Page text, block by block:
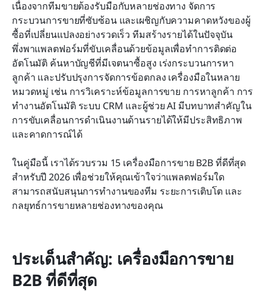
เนื่องจากทีมขายต้องรับมือกับหลายช่องทาง จัดการ
กระบวนการขายที่ซับซ้อน และเผชิญกับความคาดหวังของผู้
ซื้อที่เปลี่ยนแปลงอย่างรวดเร็ว ทีมสร้างรายได้ในปัจจุบัน
พึ่งพาแพลตฟอร์มที่ขับเคลื่อนด้วยข้อมูลเพื่อทำการติดต่อ
อัตโนมัติ ค้นหาบัญชีที่มีเจตนาซื้อสูง เร่งกระบวนการหา
ลูกค้า และปรับปรุงการจัดการข้อตกลง เครื่องมือในหลาย
หมวดหมู่ เช่น การวิเคราะห์ข้อมูลการขาย การหาลูกค้า การ
ทำงานอัตโนมัติ ระบบ CRM และผู้ช่วย AI มีบทบาทสำคัญใน
การขับเคลื่อนการดำเนินงานด้านรายได้ให้มีประสิทธิภาพ
และคาดการณ์ได้
ในคู่มือนี้ เราได้รวบรวม 15 เครื่องมือการขาย B2B ที่ดีที่สุด
สำหรับปี 2026 เพื่อช่วยให้คุณเข้าใจว่าแพลตฟอร์มใด
สามารถสนับสนุนการทำงานของทีม ระยะการเติบโต และ
กลยุทธ์การขายหลายช่องทางของคุณ
ประเด็นสำคัญ: เครื่องมือการขาย
B2B ที่ดีที่สุด
รายชื่อทั้งหมด: เครื่องมือการขาย B2B ที่ดีที่สุด 15
รายการ
วิธีเลือกเครื่องมือการขายแบบ B2B ที่ดีที่สุดสำหรับ
อุตสาหกรรมของคุณ
ประโยชน์ของเครื่องมือการขาย B2B สมัยใหม่
บทสรุป
คำถามที่พบบ่อย
การอ่านที่เกี่ยวข้อง